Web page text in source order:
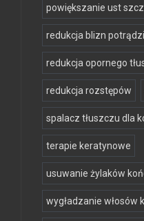
powiększanie ust
redukcja blizn
redukcja opornego
redukcja rozstępów
spalacz tłuszczu dla
terapie keratynowe
usuwanie żylaków
wygładzanie włosów